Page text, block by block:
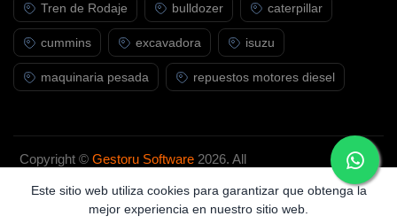
Tren de Rodaje bulldozer caterpillar
cummins excavadora isuzu
maquinaria pesada repuestos motores diesel
Copyright ©Gestoru Software 2026. All
Este sitio web utiliza cookies para garantizar que obtenga la
mejor experiencia en nuestro sitio web.